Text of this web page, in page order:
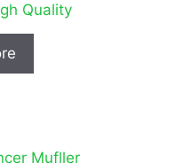
Quality
Mufller